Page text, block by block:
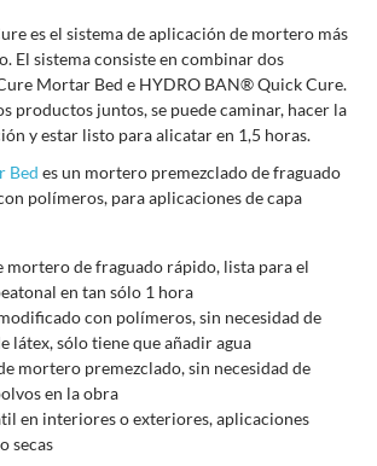
es el sistema de aplicación de mortero más
El sistema consiste en combinar dos
Mortar Bed e HYDRO BAN® Quick Cure.
productos juntos, se puede caminar, hacer la
y estar listo para alicatar en 1,5 horas.
Bed es un mortero premezclado de fraguado
polímeros, para aplicaciones de capa
mortero de fraguado rápido, lista para el
en tan sólo 1 hora
con polímeros, sin necesidad de
látex, sólo tiene que añadir agua
mortero premezclado, sin necesidad de
en la obra
en interiores o exteriores, aplicaciones
secas